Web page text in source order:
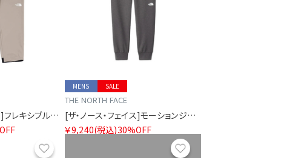
[ザ・ノース・フェイス]フレキシブルロングパンツ メンズ
SALE
MENS
THE NORTH FACE
[ザ・ノース・フェイス]モーションジョガーパンツ
￥9,240(税込)30%OFF